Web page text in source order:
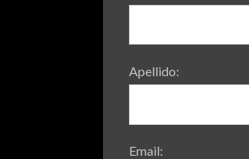
Apellido:
Email: